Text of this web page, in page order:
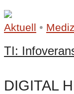
Aktuell •
TI:
DIGITAL